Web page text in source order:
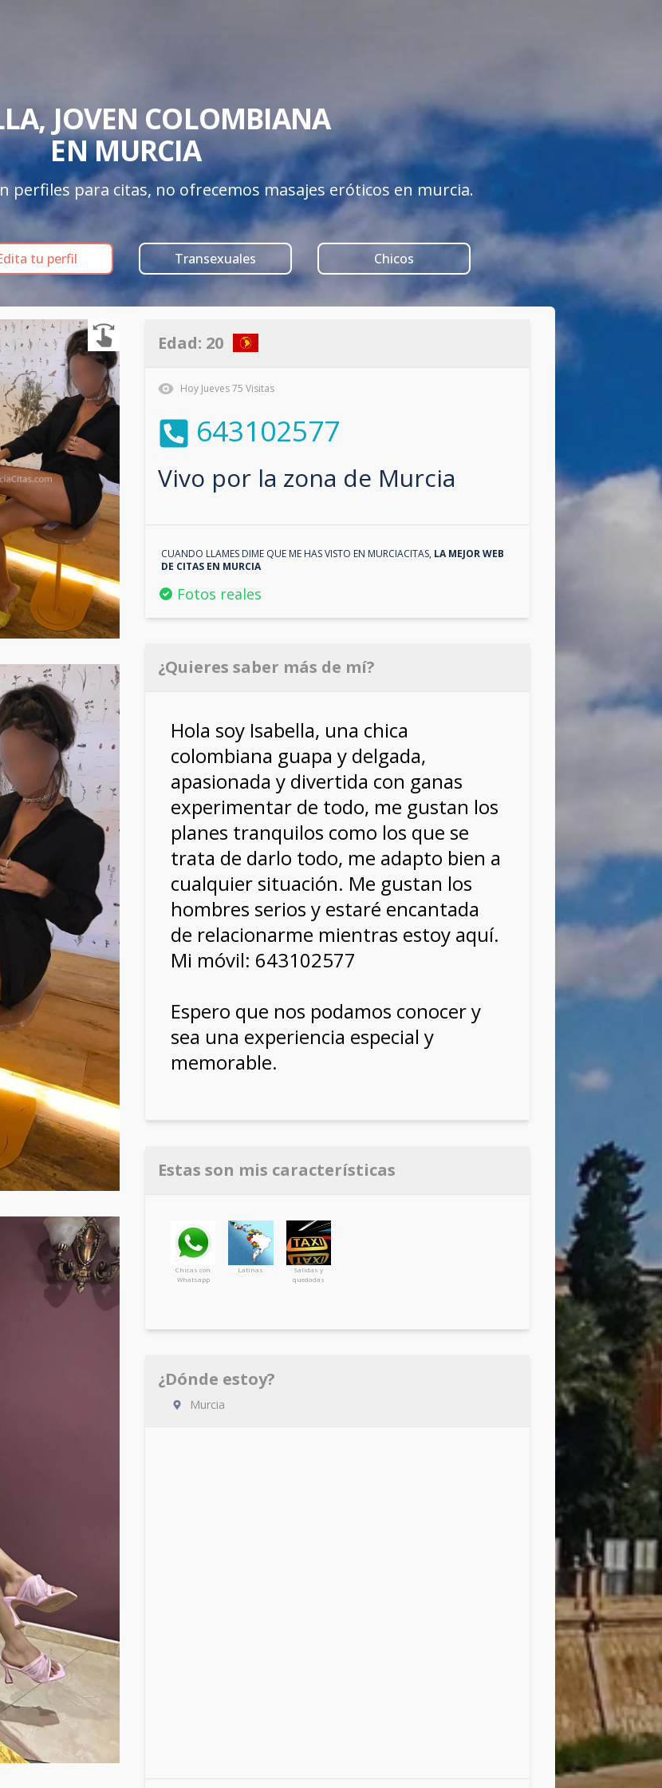
JOVEN COLOMBIANA
EN MURCIA
perfiles para citas, no ofrecemos masajes eróticos en murcia.
tu perfil Transexuales Chicos
Edad: 20
Hoy Jueves75 Visitas
643102577
Vivo por la zona de Murcia
CUANDO LLAMES DIME QUE ME HAS VISTO EN MURCIACITAS, LA MEJOR WEB
DE CITAS EN MURCIA
Fotos reales
¿Quieres saber más de mí?
Hola soy Isabella, una chica
colombiana guapa y delgada,
apasionada y divertida con ganas
experimentar de todo, me gustan los
planes tranquilos como los que se
trata de darlo todo, me adapto bien a
cualquier situación. Me gustan los
hombres serios y estaré encantada
de relacionarme mientras estoy aquí.
Mi móvil: 643102577
Espero que nos podamos conocer y
sea una experiencia especial y
memorable.
Estas son mis características
Chicas con
Whatsapp
Latinas
Salidas y
quedadas
¿Dónde estoy?
Murcia